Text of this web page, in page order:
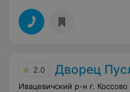
2.0 Дворец
Ивацевичский р-н г. Коссово